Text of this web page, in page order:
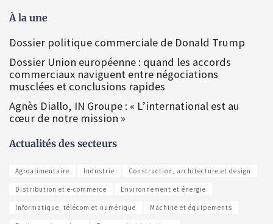
À la une
Dossier politique commerciale de Donald Trump
Dossier Union européenne : quand les accords
commerciaux naviguent entre négociations
musclées et conclusions rapides
Agnès Diallo, IN Groupe : « L’international est au
cœur de notre mission »
Actualités des secteurs
Agroalimentaire Industrie Construction, architecture et design
Distribution et e-commerce Environnement et énergie
Informatique, télécom et numérique Machine et équipements